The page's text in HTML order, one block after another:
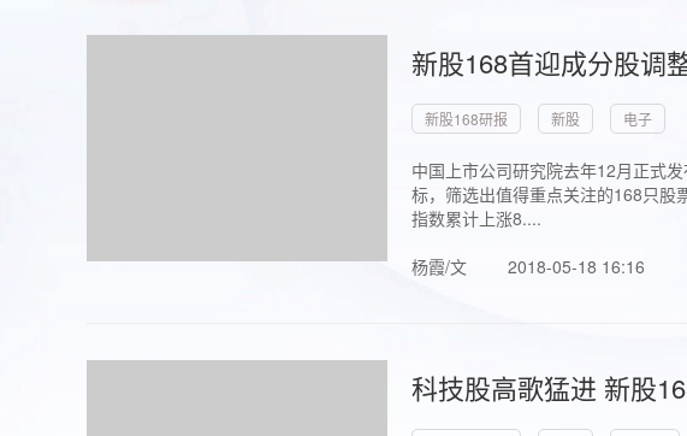
新股168首迎成分股调
新股168研报 新股 电子
中国上市公司研究院去年12月正式
标，筛选出值得重点关注的168只股
指数累计上涨8....
杨霞/文
2018-05-18 16:16
科技股高歌猛进 新股